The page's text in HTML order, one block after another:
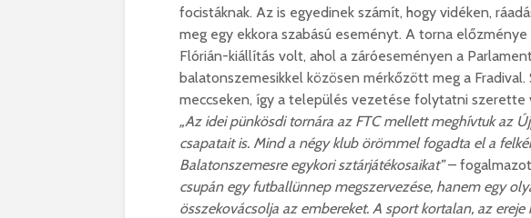
focistáknak. Az is egyedinek számít, hogy vidéken,
meg egy ekkora szabású eseményt. A torna
Flórián-kiállítás volt, ahol a záróeseményen a
balatonszemesikkel közösen mérkőzött meg a
meccseken, így a település vezetése folytatni szerette
„Az idei pünkösdi tornára az FTC mellett meghívtuk az
csapatait is. Mind a négy klub örömmel fogadta el a
Balatonszemesre egykori sztárjátékosaikat”–
csupán egy futballünnep megszervezése, hanem egy
összekovácsolja az embereket. A sport kortalan, az